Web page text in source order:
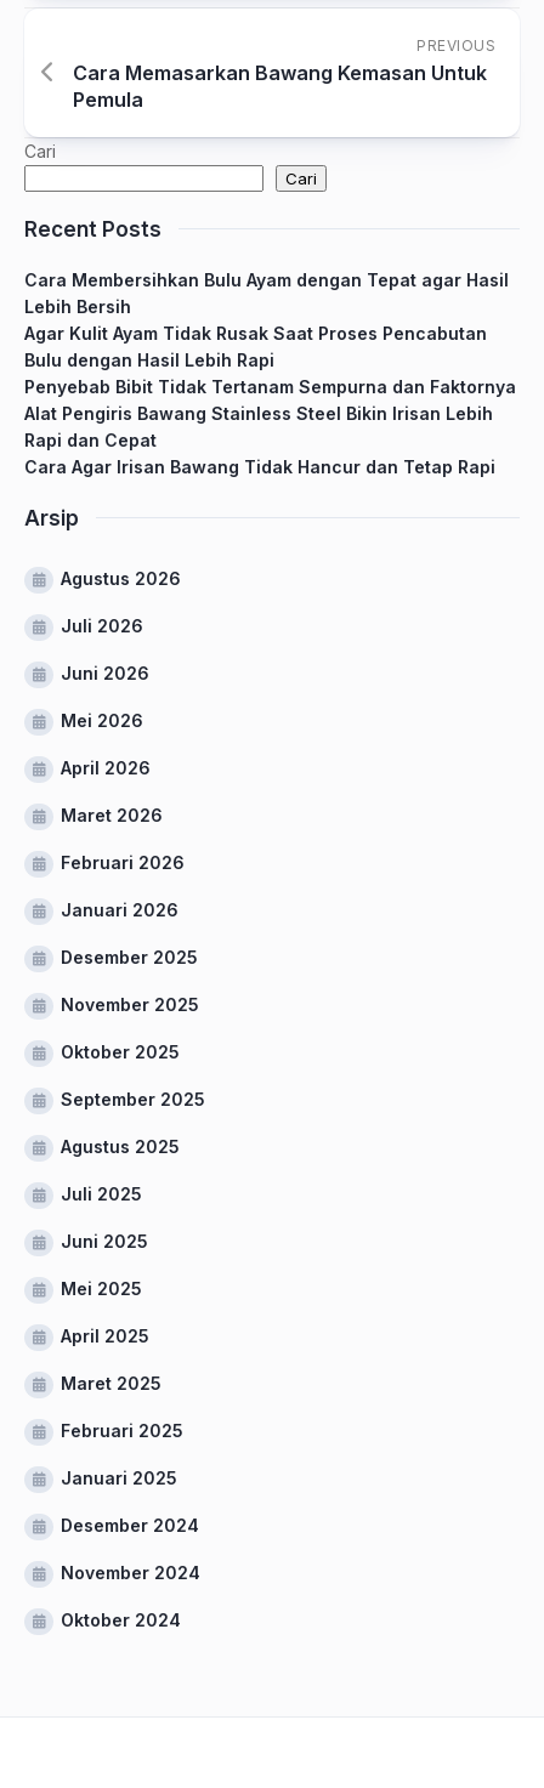
PREVIOUS
Cara Memasarkan Bawang Kemasan Untuk
Pemula
Cari
Cari
Recent Posts
Cara Membersihkan Bulu Ayam dengan Tepat agar Hasil
Lebih Bersih
Agar Kulit Ayam Tidak Rusak Saat Proses Pencabutan
Bulu dengan Hasil Lebih Rapi
Penyebab Bibit Tidak Tertanam Sempurna dan Faktornya
Alat Pengiris Bawang Stainless Steel Bikin Irisan Lebih
Rapi dan Cepat
Cara Agar Irisan Bawang Tidak Hancur dan Tetap Rapi
Arsip
Agustus 2026
Juli 2026
Juni 2026
Mei 2026
April 2026
Maret 2026
Februari 2026
Januari 2026
Desember 2025
November 2025
Oktober 2025
September 2025
Agustus 2025
Juli 2025
Juni 2025
Mei 2025
April 2025
Maret 2025
Februari 2025
Januari 2025
Desember 2024
November 2024
Oktober 2024